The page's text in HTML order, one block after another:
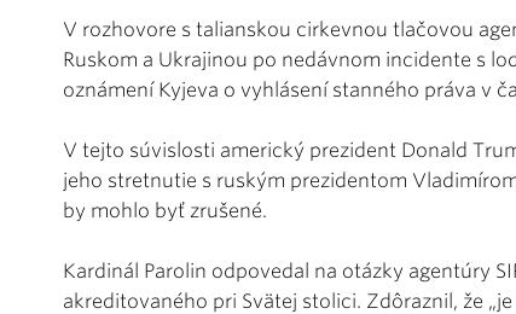
V rozhovore s talianskou cirkevnou tlačovou
Ruskom a Ukrajinou po nedávnom incidente s
oznámení Kyjeva o vyhlásení stanného práva v
V tejto súvislosti americký prezident Donald
jeho stretnutie s ruským prezidentom
by mohlo byť zrušené.
Kardinál Parolin odpovedal na otázky agentúry
akreditovaného pri Svätej stolici. Zdôraznil, že